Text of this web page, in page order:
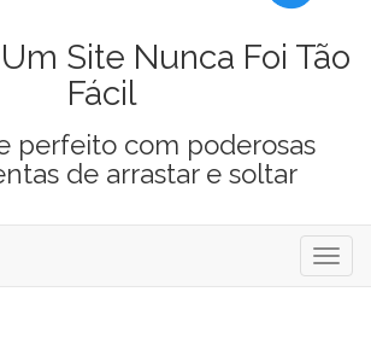
Site Nunca Foi Tão
Fácil
perfeito com poderosas
de arrastar e soltar